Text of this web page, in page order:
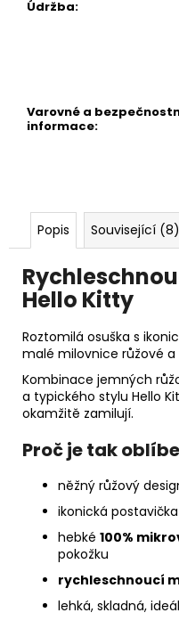
Údržba:
Varovné a
informace:
Popis Související (8)
Hello Kitty
Roztomilá osuška s
malé milovnice růžové
Kombinace jemných
a typického stylu Hello
okamžitě zamilují.
Pročjetak
něžný růžový
ikonická postavička
hebké 100%
pokožku
rychleschnoucí
lehká, skladná,
NÁTĚLNÍK
Kč